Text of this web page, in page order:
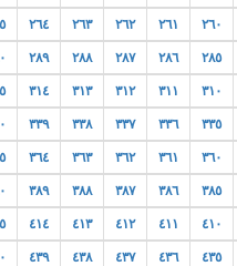
٢٦٠ ٢٦١ ٢٦٢ ٢٦٣ ٢٦٤
٢٨٥ ٢٨٦ ٢٨٧ ٢٨٨ ٢٨٩
٣١٠ ٣١١ ٣١٢ ٣١٣ ٣١٤
٣٣٥ ٣٣٦ ٣٣٧ ٣٣٨ ٣٣٩
٣٦٠ ٣٦١ ٣٦٢ ٣٦٣ ٣٦٤
٣٨٥ ٣٨٦ ٣٨٧ ٣٨٨ ٣٨٩
٤١٠ ٤١١ ٤١٢ ٤١٣ ٤١٤
٤٣٥ ٤٣٦ ٤٣٧ ٤٣٨ ٤٣٩